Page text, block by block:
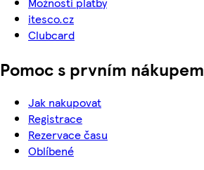
itesco.cz
Clubcard
Pomoc s prvním nákupem
Jak nakupovat
Registrace
Rezervace času
Oblíbené